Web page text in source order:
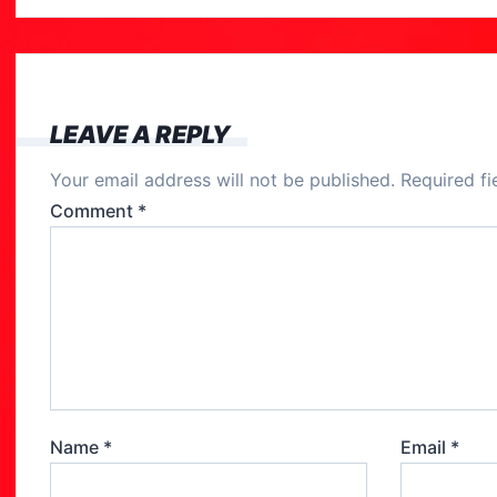
c
e
k
LEAVE A REPLY
Your email address will not be published. Required
Comment *
Name * Email *